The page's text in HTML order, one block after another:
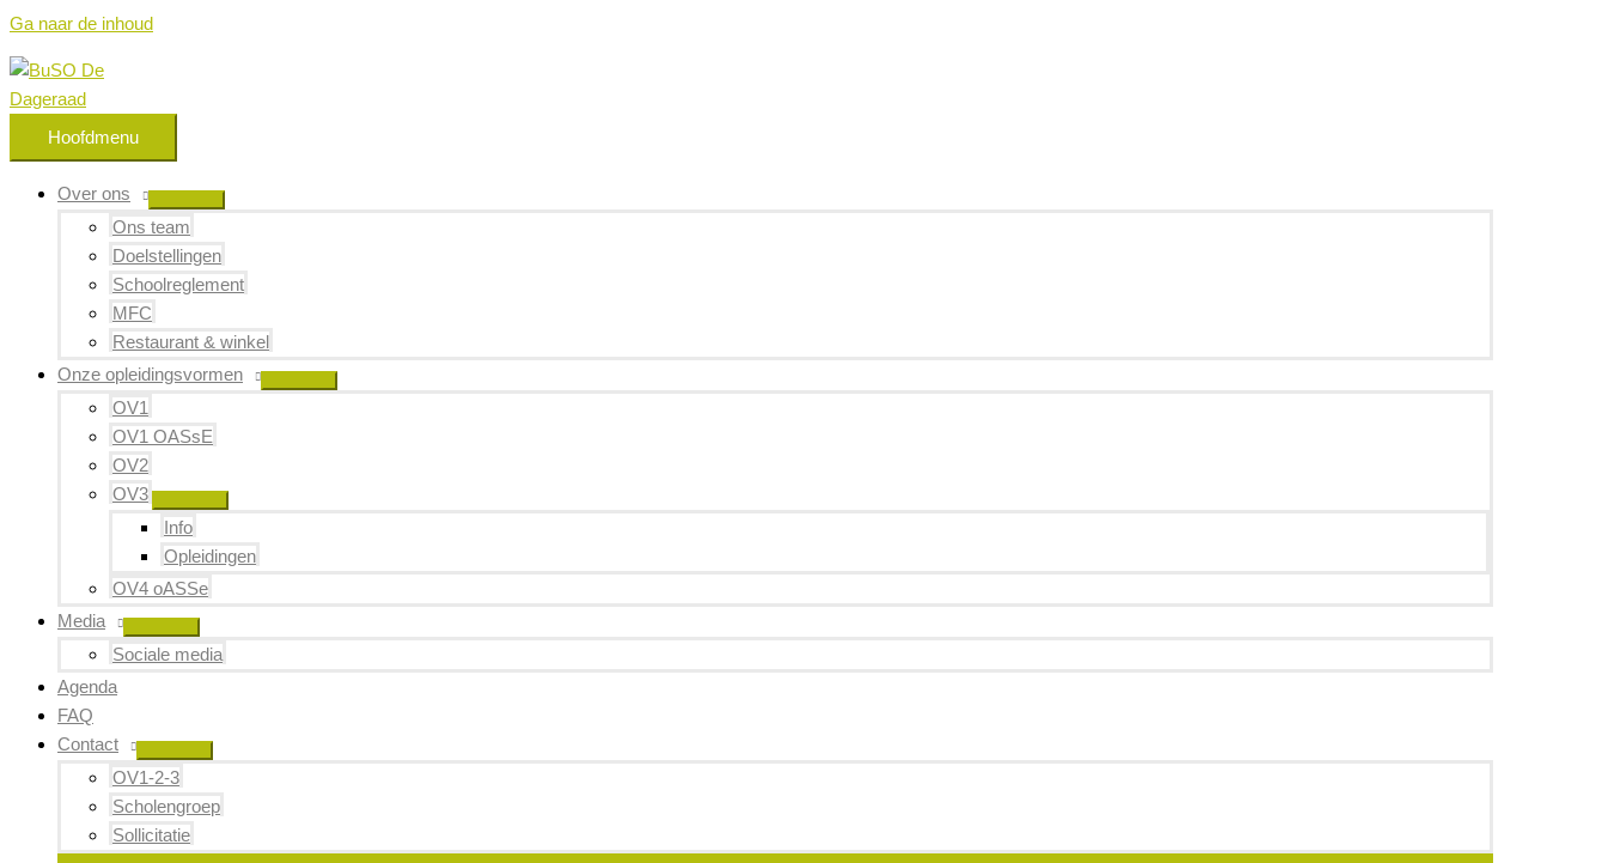
Ga naar de inhoud
Hoofdmenu
Over ons
Ons team
Doelstellingen
Schoolreglement
MFC
Restaurant & winkel
Onze opleidingsvormen
OV1
OV1 OASsE
OV2
OV3
Info
Opleidingen
OV4 oASSe
Media
Sociale media
Agenda
FAQ
Contact
OV1-2-3
Scholengroep
Sollicitatie